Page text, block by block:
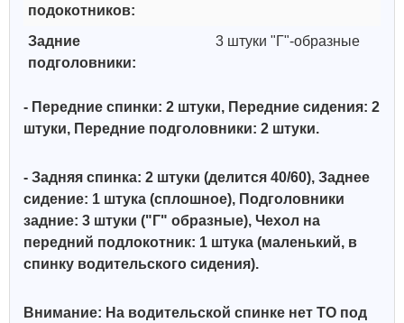
подокотников:
Задние
подголовники:
3 штуки "Г"-образные
- Передние спинки: 2 штуки, Передние сидения: 2
штуки, Передние подголовники: 2 штуки.
- Задняя спинка: 2 штуки (делится 40/60), Заднее
сидение: 1 штука (сплошное), Подголовники
задние: 3 штуки ("Г" образные), Чехол на
передний подлокотник: 1 штука (маленький, в
спинку водительского сидения).
Внимание: На водительской спинке нет ТО под